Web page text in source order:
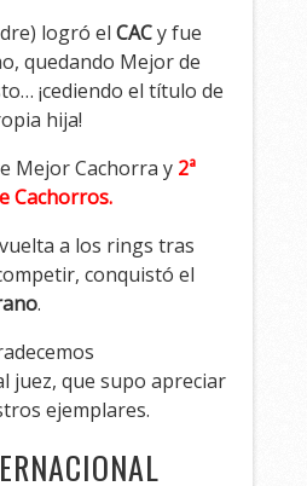
logró elCACy fue
quedando Mejor de
¡cediendo el título de
hija!
Mejor Cachorra y 2ª
Cachorros.
a los rings tras
conquistó el
.
juez, que supo apreciar
ejemplares.